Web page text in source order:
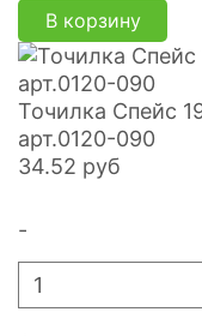
В корзину
Точилка Спейс
арт.0120-090
34.52 руб
-